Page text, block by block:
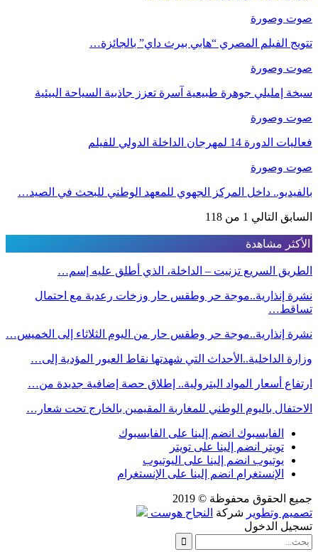
صوت وصورة
تتويج الفيلم المصري “هابي بيرث داي” بالجائزة…
صوت وصورة
سبخة إمليلي جوهرة طبيعية آسرة تعزز جاذبية السياحة البيئية
صوت وصورة
فعاليات الدورة 14 لمهرجان الداخلة الدولي للفيلم
صوت وصورة
بالفيديو.. داخل المركز الجهوي للمعهد الوطني للبحث في الصيد…
السابق التالي 1 من 118
الأكثر مشاهدة
الطريق السريع تزنيت – الداخلة، الذي أطلق عليه إسم…
نشرة إنذارية..موجة حر وطقس حار وزخات رعدية مع احتمال
تساقط…
نشرة إنذارية..موجة حر وطقس حار من اليوم الثلاثاء إلى الخميس…
وزارة الداخلية..الأحداث التي شهدتها نقاط العبور المؤدية إلى…
ارتفاع أسعار المواد البترولية.. إطلاق حصة إضافية جديدة من…
الاحتفال باليوم الوطني للمغاربة المقيمين بالخارج تحت شعار…
الفايسبوك انضم إلينا على الفايسبوك
تويتر
انضم إلينا على تويتر
يوتيوب انضم إلينا على اليوتيوب
الإنستغرام انضم إلينا على الإنستغرام
جميع الحقوق محفوظة © 2019
تصميم وتطوير شركة النجاح هوست
تسجيل الدخول